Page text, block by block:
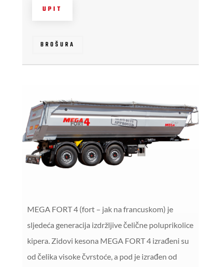
UPIT
BROŠURA
MEGA FORT 4 (fort – jak na francuskom) je
sljedeća generacija izdržljive čelične poluprikolice
kipera. Zidovi kesona MEGA FORT 4 izrađeni su
od čelika visoke čvrstoće, a pod je izrađen od